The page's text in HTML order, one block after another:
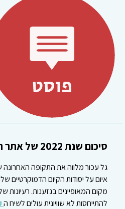
סיכום שנת 2022 של אתר חיים משותפים
איום על יסודות הקיום הדמוקרטיים
מקום המאופיינים בגזענות. רעיונות
להתייחסות לא שוויונית עולים לשיח ה